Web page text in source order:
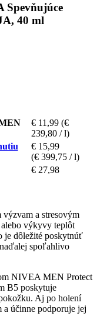
Spevňujúce
40 ml
€ 11,99 (€
239,80 / l)
€ 15,99
(€ 399,75 / l)
€ 27,98
výzvam a stresovým
výkyvy teplôt
je dôležité poskytnúť
spoľahlivo
NIVEA MEN Protect
B5 poskytuje
Aj po holení
účinne podporuje jej